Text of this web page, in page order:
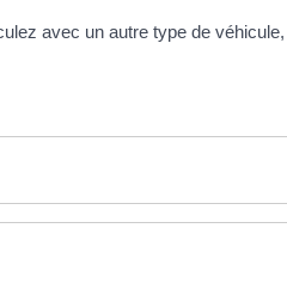
avec un autre type de